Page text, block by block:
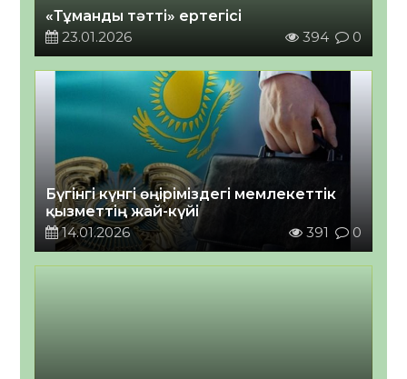
«Тұманды тәтті» ертегісі
23.01.2026
394 0
Бүгінгі күнгі өңіріміздегі мемлекеттік
қызметтің жай-күйі
14.01.2026
391 0